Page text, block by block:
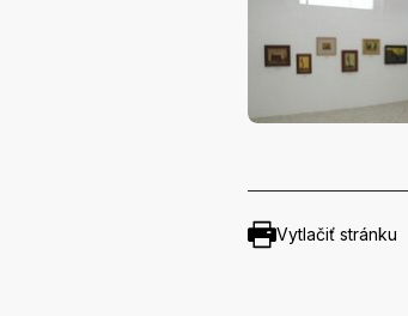
Vytlačiť stránku